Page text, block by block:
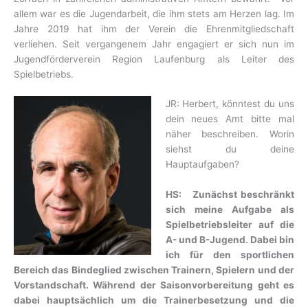
allem war es die Jugendarbeit, die ihm stets am Herzen lag. Im
Jahre 2019 hat ihm der Verein die Ehrenmitgliedschaft
verliehen. Seit vergangenem Jahr engagiert er sich nun im
Jugendförderverein Region Laufenburg als Leiter des
Spielbetriebs.
JR: Herbert, könntest du uns
dein neues Amt bitte mal
näher beschreiben. Worin
siehst du deine
Hauptaufgaben?
HS: Zunächst beschränkt
sich meine Aufgabe als
Spielbetriebsleiter auf die
A- und B-Jugend. Dabei bin
ich für den sportlichen
Bereich das Bindeglied zwischen Trainern, Spielern und der
Vorstandschaft. Während der Saisonvorbereitung geht es
dabei hauptsächlich um die Trainerbesetzung und die